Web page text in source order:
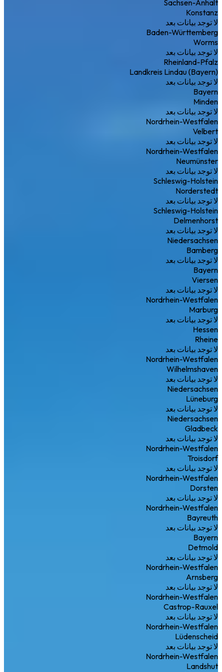
Sachsen-Anhalt
Konstanz
لا توجد بيانات بعد
Baden-Württemberg
Worms
لا توجد بيانات بعد
Rheinland-Pfalz
Landkreis Lindau (Bayern)
لا توجد بيانات بعد
Bayern
Minden
لا توجد بيانات بعد
Nordrhein-Westfalen
Velbert
لا توجد بيانات بعد
Nordrhein-Westfalen
Neumünster
لا توجد بيانات بعد
Schleswig-Holstein
Norderstedt
لا توجد بيانات بعد
Schleswig-Holstein
Delmenhorst
لا توجد بيانات بعد
Niedersachsen
Bamberg
لا توجد بيانات بعد
Bayern
Viersen
لا توجد بيانات بعد
Nordrhein-Westfalen
Marburg
لا توجد بيانات بعد
Hessen
Rheine
لا توجد بيانات بعد
Nordrhein-Westfalen
Wilhelmshaven
لا توجد بيانات بعد
Niedersachsen
Lüneburg
لا توجد بيانات بعد
Niedersachsen
Gladbeck
لا توجد بيانات بعد
Nordrhein-Westfalen
Troisdorf
لا توجد بيانات بعد
Nordrhein-Westfalen
Dorsten
لا توجد بيانات بعد
Nordrhein-Westfalen
Bayreuth
لا توجد بيانات بعد
Bayern
Detmold
لا توجد بيانات بعد
Nordrhein-Westfalen
Arnsberg
لا توجد بيانات بعد
Nordrhein-Westfalen
Castrop-Rauxel
لا توجد بيانات بعد
Nordrhein-Westfalen
Lüdenscheid
لا توجد بيانات بعد
Nordrhein-Westfalen
Landshut